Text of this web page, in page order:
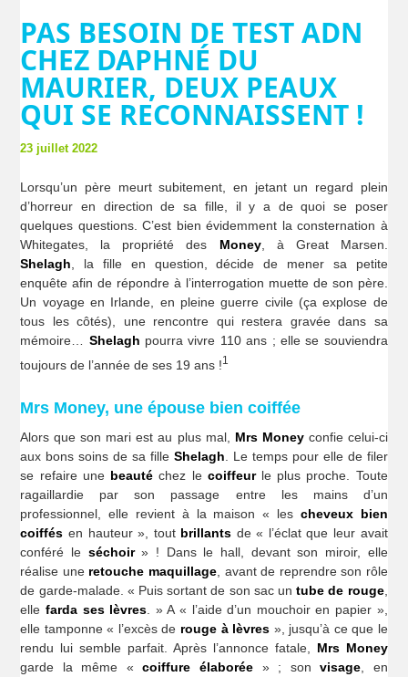
PAS BESOIN DE TEST ADN
CHEZ DAPHNÉ DU
MAURIER, DEUX PEAUX
QUI SE RECONNAISSENT !
23 juillet 2022
Lorsqu’un père meurt subitement, en jetant un regard plein
d’horreur en direction de sa fille, il y a de quoi se poser
quelques questions. C’est bien évidemment la consternation à
Whitegates, la propriété des Money, à Great Marsen.
Shelagh, la fille en question, décide de mener sa petite
enquête afin de répondre à l’interrogation muette de son père.
Un voyage en Irlande, en pleine guerre civile (ça explose de
tous les côtés), une rencontre qui restera gravée dans sa
mémoire… Shelagh pourra vivre 110 ans ; elle se souviendra
toujours de l’année de ses 19 ans !1
Mrs Money, une épouse bien coiffée
Alors que son mari est au plus mal, Mrs Moneyconfie celui-ci
aux bons soins de sa fille Shelagh . Le temps pour elle de filer
se refaire une beauté chez le coiffeurle plus proche. Toute
ragaillardie par son passage entre les mains d’un
professionnel, elle revient à la maison « les cheveux bien
coiffés en hauteur », tout brillants de « l’éclat que leur avait
conféré le séchoir» ! Dans le hall, devant son miroir, elle
réalise une retouche maquillage, avant de reprendre son rôle
de garde-malade. « Puis sortant de son sac untube de rouge,
ellefarda ses lèvres . » A « l’aide d’un mouchoir en papier »,
elle tamponne « l’excès de rouge à lèvres », jusqu’à ce que le
rendu lui semble parfait. Après l’annonce fatale, Mrs Money
garde la même «coiffure élaborée » ; sonvisage , en